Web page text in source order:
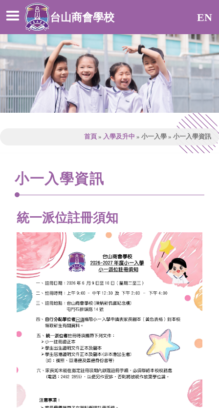
台山商會學校 EN
首頁 » 入學及升中 » 小一入學 » 小一入學資訊
小一入學資訊
統一派位註冊須知